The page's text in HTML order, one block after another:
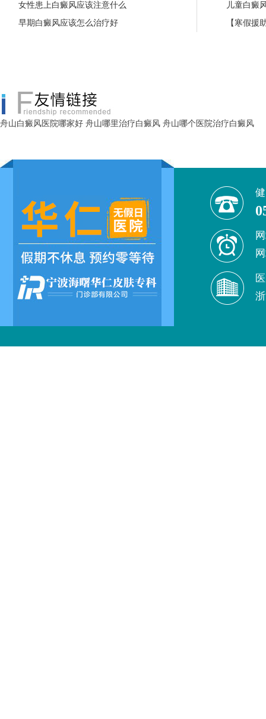
女性患上白癜风应该注意什么
早期白癜风应该怎么治疗好
儿童白癜
【寒假援
舟山白癜风医院哪家好 舟山哪里治疗白癜风 舟山哪个医院治疗白癜风